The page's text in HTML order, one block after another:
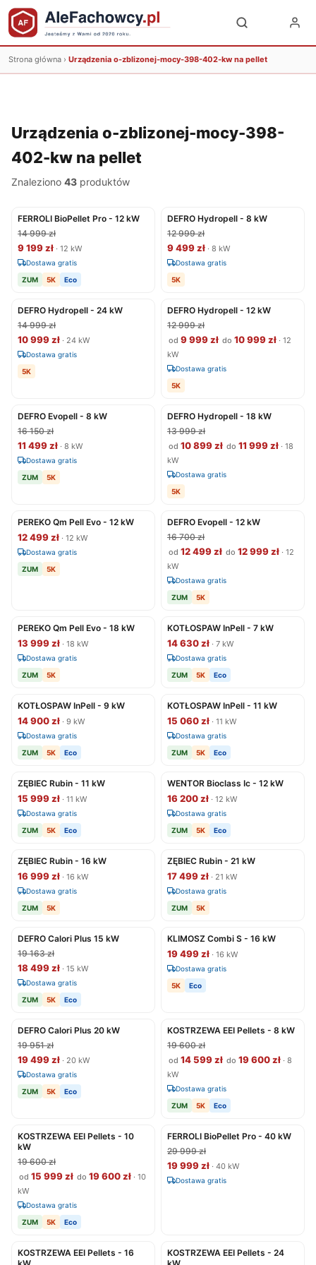
Strona główna › Urządzenia o-zblizonej-mocy-398-402-kw na pellet
Urządzenia o-zblizonej-mocy-398-
402-kw na pellet
Znaleziono 43 produktów
FERROLI BioPellet Pro - 12 kW
14 999 zł
9 199 zł · 12 kW
Dostawa gratis
ZUM
5K Eco
DEFRO Hydropell - 8 kW
12 999 zł
9 499 zł · 8 kW
Dostawa gratis
5K
DEFRO Hydropell - 24 kW
14 999 zł
10 999 zł · 24 kW
Dostawa gratis
5K
DEFRO Hydropell - 12 kW
12 999 zł
od 9 999 zł do 10 999 zł · 12
kW
Dostawa gratis
5K
DEFRO Evopell - 8 kW
16 150 zł
11 499 zł · 8 kW
Dostawa gratis
ZUM
5K
DEFRO Hydropell - 18 kW
13 999 zł
od 10 899 zł do 11 999 zł · 18
kW
Dostawa gratis
5K
PEREKO Qm Pell Evo - 12 kW
12 499 zł · 12 kW
Dostawa gratis
ZUM
5K
DEFRO Evopell - 12 kW
16 700 zł
od 12 499 zł do 12 999 zł · 12
kW
Dostawa gratis
ZUM
5K
PEREKO Qm Pell Evo - 18 kW
13 999 zł · 18 kW
Dostawa gratis
ZUM
5K
KOTŁOSPAW InPell - 7 kW
14 630 zł · 7 kW
Dostawa gratis
ZUM
5K Eco
KOTŁOSPAW InPell - 9 kW
14 900 zł · 9 kW
Dostawa gratis
ZUM
5K Eco
KOTŁOSPAW InPell - 11 kW
15 060 zł · 11 kW
Dostawa gratis
ZUM
5K Eco
ZĘBIEC Rubin - 11 kW
15 999 zł · 11 kW
Dostawa gratis
ZUM
5K Eco
WENTOR Bioclass Ic - 12 kW
16 200 zł · 12 kW
Dostawa gratis
ZUM
5K Eco
ZĘBIEC Rubin - 16 kW
16 999 zł · 16 kW
Dostawa gratis
ZUM
5K
ZĘBIEC Rubin - 21 kW
17 499 zł · 21 kW
Dostawa gratis
ZUM
5K
DEFRO Calori Plus 15 kW
19 163 zł
18 499 zł · 15 kW
Dostawa gratis
ZUM
5K Eco
KLIMOSZ Combi S - 16 kW
19 499 zł · 16 kW
Dostawa gratis
5K
Eco
DEFRO Calori Plus 20 kW
19 951 zł
19 499 zł · 20 kW
Dostawa gratis
ZUM
5K Eco
KOSTRZEWA EEI Pellets - 8 kW
19 600 zł
od 14 599 zł do 19 600 zł · 8
kW
Dostawa gratis
ZUM
5K Eco
KOSTRZEWA EEI Pellets - 10
kW
19 600 zł
od 15 999 zł do 19 600 zł · 10
kW
Dostawa gratis
ZUM
5K Eco
FERROLI BioPellet Pro - 40 kW
29 999 zł
19 999 zł · 40 kW
Dostawa gratis
KOSTRZEWA EEI Pellets - 16
kW
KOSTRZEWA EEI Pellets - 24
kW